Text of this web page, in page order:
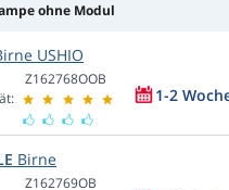
ohne Modul
USHIO
Z162768OOB
1-2
Birne
Z162769OB